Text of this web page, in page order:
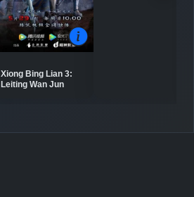
Detaylar
Xiong Bing Lian 3:
Leiting Wan Jun